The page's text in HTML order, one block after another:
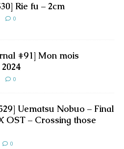
Rie fu – 2cm
0
#91] Mon mois
0
Uematsu Nobuo – Final
OST – Crossing those
0